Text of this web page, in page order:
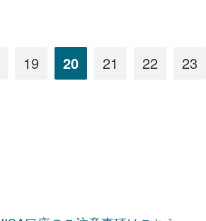
19 20 21 22 23